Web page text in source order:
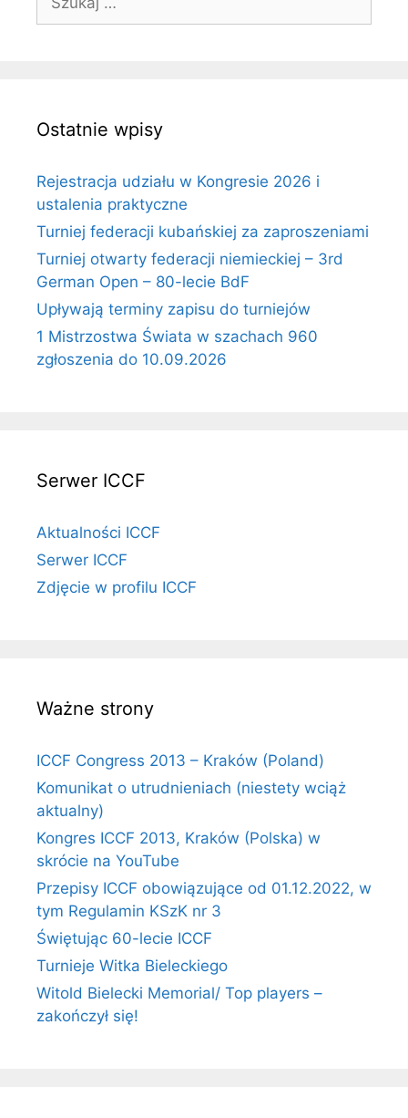
Ostatnie wpisy
Rejestracja udziału w Kongresie 2026 i
ustalenia praktyczne
Turniej federacji kubańskiej za zaproszeniami
Turniej otwarty federacji niemieckiej – 3rd
German Open – 80-lecie BdF
Upływają terminy zapisu do turniejów
1 Mistrzostwa Świata w szachach 960
zgłoszenia do 10.09.2026
Serwer ICCF
Aktualności ICCF
Serwer ICCF
Zdjęcie w profilu ICCF
Ważne strony
ICCF Congress 2013 – Kraków (Poland)
Komunikat o utrudnieniach (niestety wciąż
aktualny)
Kongres ICCF 2013, Kraków (Polska) w
skrócie na YouTube
Przepisy ICCF obowiązujące od 01.12.2022, w
tym Regulamin KSzK nr 3
Świętując 60-lecie ICCF
Turnieje Witka Bieleckiego
Witold Bielecki Memorial/ Top players –
zakończył się!